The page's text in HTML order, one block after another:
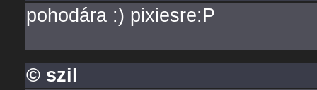
pohodára :) pixiesre:P
© szil